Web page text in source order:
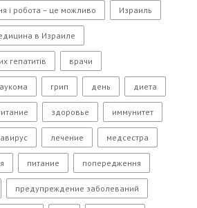
і робота – це можливо Израиль
в Израиле
гепатитів врачи
грип день диета
здоровье иммунитет
лечение медсестра
питание попередження
предупреждение заболеваний